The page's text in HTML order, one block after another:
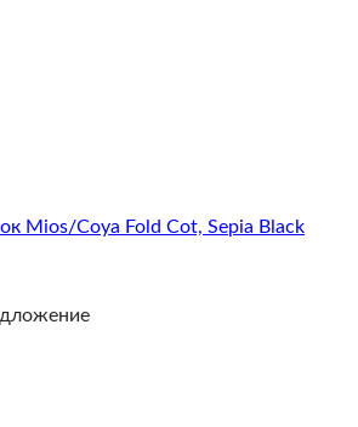
Mios/Coya Fold Cot, Sepia Black